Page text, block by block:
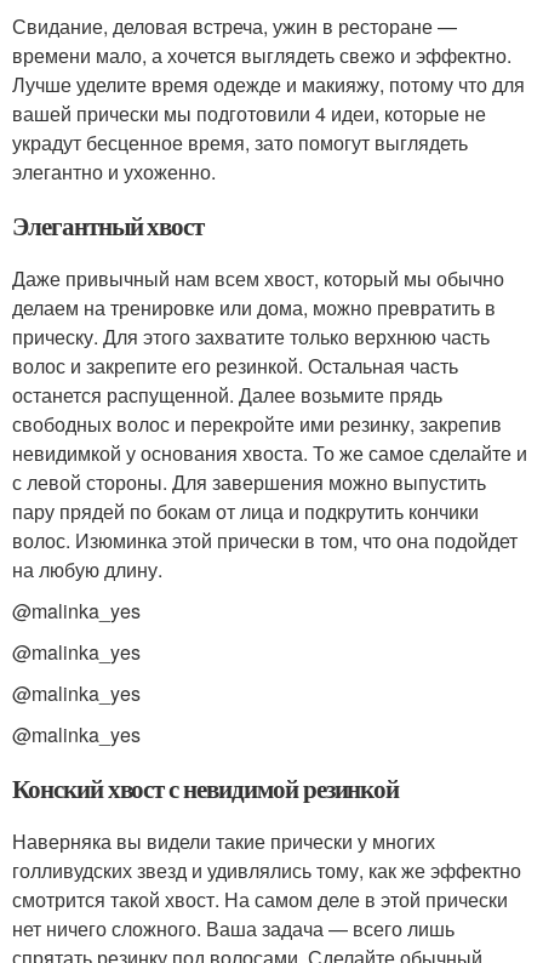
Свидание, деловая встреча, ужин в ресторане —
времени мало, а хочется выглядеть свежо и эффектно.
Лучше уделите время одежде и макияжу, потому что для
вашей прически мы подготовили 4 идеи, которые не
украдут бесценное время, зато помогут выглядеть
элегантно и ухоженно.
Элегантный хвост
Даже привычный нам всем хвост, который мы обычно
делаем на тренировке или дома, можно превратить в
прическу. Для этого захватите только верхнюю часть
волос и закрепите его резинкой. Остальная часть
останется распущенной. Далее возьмите прядь
свободных волос и перекройте ими резинку, закрепив
невидимкой у основания хвоста. То же самое сделайте и
с левой стороны. Для завершения можно выпустить
пару прядей по бокам от лица и подкрутить кончики
волос. Изюминка этой прически в том, что она подойдет
на любую длину.
@malinka_yes
@malinka_yes
@malinka_yes
@malinka_yes
Конский хвост с невидимой резинкой
Наверняка вы видели такие прически у многих
голливудских звезд и удивлялись тому, как же эффектно
смотрится такой хвост. На самом деле в этой прически
нет ничего сложного. Ваша задача — всего лишь
спрятать резинку под волосами. Сделайте обычный